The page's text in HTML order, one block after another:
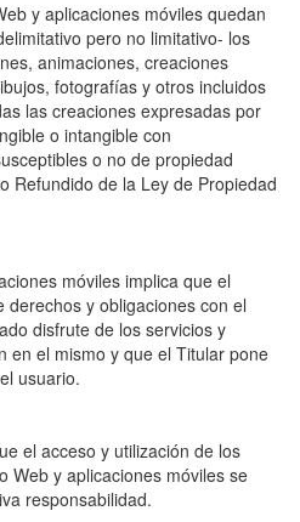
y aplicaciones móviles quedan
pero no limitativo- los
animaciones, creaciones
fotografías y otros incluidos
las creaciones expresadas por
o intangible con
o no de propiedad
Refundido de la Ley de Propiedad
móviles implica que el
y obligaciones con el
disfrute de los servicios y
en el mismo y que el Titular pone
usuario.
el acceso y utilización de los
Web y aplicaciones móviles se
responsabilidad.